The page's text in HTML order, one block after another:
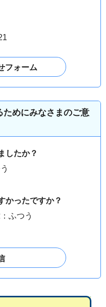
ためにみなさまのご意
したか？
かったですか？
ふつう